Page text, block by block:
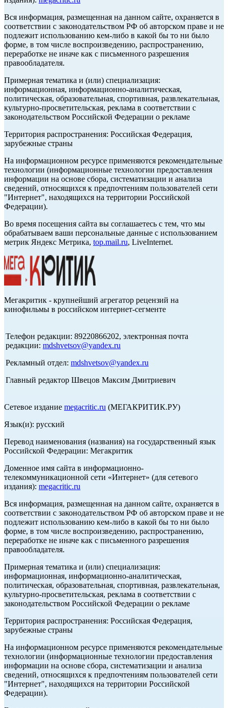
Вся информация, размещенная на данном сайте, охраняется в
соответствии с законодательством РФ об авторском праве и не
подлежит использованию кем-либо в какой бы то ни было
форме, в том числе воспроизведению, распространению,
переработке не иначе как с письменного разрешения
правообладателя.
Примерная тематика и (или) специализация:
информационная, информационно-аналитическая,
политическая, образовательная, спортивная, развлекательная,
культурно-просветительская, реклама в соответствии с
законодательством Российской Федерации о рекламе
Территория распространения: Российская Федерация,
зарубежные страны
На информационном ресурсе применяются рекомендательные
технологии (информационные технологии предоставления
информации на основе сбора, систематизации и анализа
сведений, относящихся к предпочтениям пользователей сети
"Интернет", находящихся на территории Российской
Федерации).
Во время посещения сайта вы соглашаетесь с тем, что мы
обрабатываем ваши персональные данные с использованием
метрик Яндекс Метрика, top.mail.ru, LiveInternet.
Мегакритик - крупнейший агрегатор рецензий на
кинофильмы в российском интернет-сегменте
Телефон редакции: 89220866202, электронная почта
редакции: mdshvetsov@yandex.ru
Рекламный отдел: mdshvetsov@yandex.ru
Главный редактор Швецов Максим Дмитриевич
Сетевое издание megacritic.ru (МЕГАКРИТИК.РУ)
Язык(и): русский
Перевод наименования (названия) на государственный язык
Российской Федерации: Мегакритик
Доменное имя сайта в информационно-
телекоммуникационной сети «Интернет» (для сетевого
издания): megacritic.ru
Вся информация, размещенная на данном сайте, охраняется в
соответствии с законодательством РФ об авторском праве и не
подлежит использованию кем-либо в какой бы то ни было
форме, в том числе воспроизведению, распространению,
переработке не иначе как с письменного разрешения
правообладателя.
Примерная тематика и (или) специализация:
информационная, информационно-аналитическая,
политическая, образовательная, спортивная, развлекательная,
культурно-просветительская, реклама в соответствии с
законодательством Российской Федерации о рекламе
Территория распространения: Российская Федерация,
зарубежные страны
На информационном ресурсе применяются рекомендательные
технологии (информационные технологии предоставления
информации на основе сбора, систематизации и анализа
сведений, относящихся к предпочтениям пользователей сети
"Интернет", находящихся на территории Российской
Федерации).